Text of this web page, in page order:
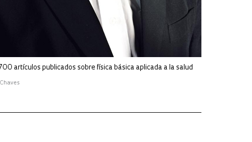
artículos publicados sobre física básica aplicada a la salud